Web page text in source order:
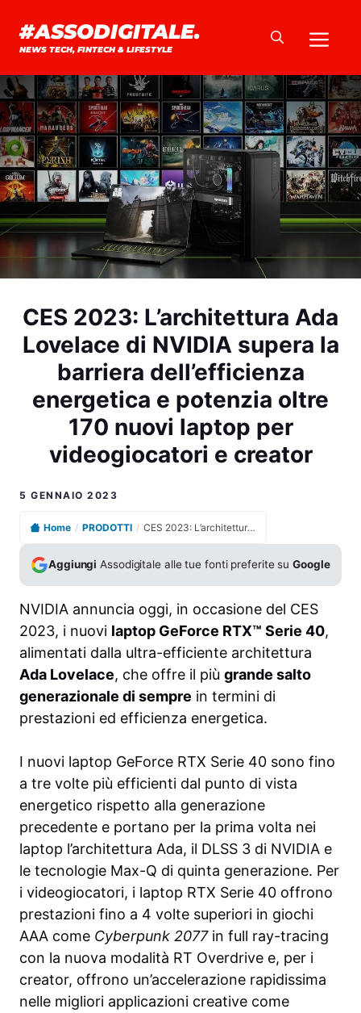
contenuto
#ASSODIGITALE.
NEWS TECH, FINTECH & LIFESTYLE
CES 2023: L’architettura Ada
Lovelace di NVIDIA supera la
barriera dell’efficienza
energetica e potenzia oltre
170 nuovi laptop per
videogiocatori e creator
5 GENNAIO 2023
Home / PRODOTTI / CES 2023: L’architettura Ada Lovelace di NVIDIA supera la barriera dell’efficienza energetica e potenzia oltre 170 nuovi laptop per videogiocatori e creator
Aggiungi Assodigitale alle tue fonti preferite suGoogle
NVIDIA annuncia oggi, in occasione del CES
2023, i nuovi laptop GeForce RTX™ Serie 40,
alimentati dalla ultra-efficiente architettura
Ada Lovelace, che offre il più grande salto
generazionale di sempre in termini di
prestazioni ed efficienza energetica.
I nuovi laptop GeForce RTX Serie 40 sono fino
a tre volte più efficienti dal punto di vista
energetico rispetto alla generazione
precedente e portano per la prima volta nei
laptop l’architettura Ada, il DLSS 3 di NVIDIA e
le tecnologie Max-Q di quinta generazione. Per
i videogiocatori, i laptop RTX Serie 40 offrono
prestazioni fino a 4 volte superiori in giochi
AAA come Cyberpunk 2077in full ray-tracing
con la nuova modalità RT Overdrive e, per i
creator, offrono un’accelerazione rapidissima
nelle migliori applicazioni creative come